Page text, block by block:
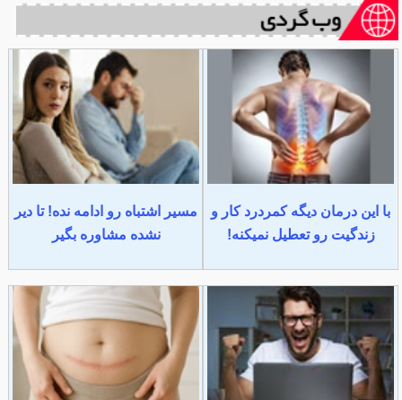
با این درمان دیگه کمردرد کار و
زندگیت رو تعطیل نمیکنه!
مسیر اشتباه رو ادامه نده! تا دیر
نشده مشاوره بگیر